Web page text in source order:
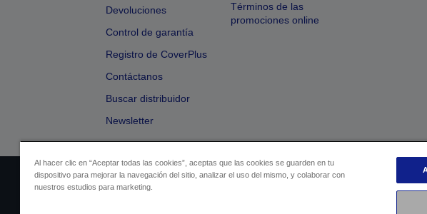
Devoluciones
Control de garantía
Registro de CoverPlus
Contáctanos
Buscar distribuidor
Newsletter
Términos de las
promociones online
Identificación del vendedor Identificación de cumplimiento de los
Ponte
Al hacer clic en “Aceptar todas las cookies”, aceptas que las cookies se guarden en tu
dispositivo para mejorar la navegación del sitio, analizar el uso del mismo, y colaborar con
nuestros estudios para marketing.